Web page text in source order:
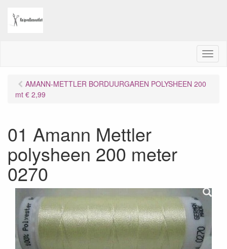
M
e
AMANN-METTLER BORDUURGAREN POLYSHEEN 200
mt € 2,99
01 Amann Mettler
polysheen 200 meter
0270